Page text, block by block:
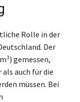
Rolle in der
Der
gemessen,
auch für die
müssen. Bei